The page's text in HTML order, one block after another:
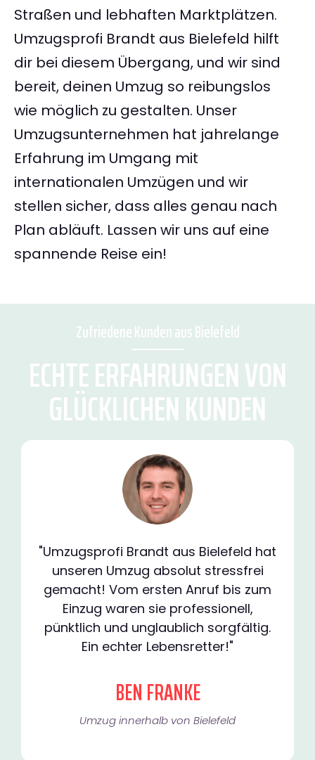
Straßen und lebhaften Marktplätzen.
Umzugsprofi Brandt aus Bielefeld hilft
dir bei diesem Übergang, und wir sind
bereit, deinen Umzug so reibungslos
wie möglich zu gestalten. Unser
Umzugsunternehmen hat jahrelange
Erfahrung im Umgang mit
internationalen Umzügen und wir
stellen sicher, dass alles genau nach
Plan abläuft. Lassen wir uns auf eine
spannende Reise ein!
Zufriedene Kunden aus Bielefeld
ECHTE ERFAHRUNGEN VON
GLÜCKLICHEN KUNDEN
"Umzugsprofi Brandt aus Bielefeld hat
unseren Umzug absolut stressfrei
gemacht! Vom ersten Anruf bis zum
Einzug waren sie professionell,
pünktlich und unglaublich sorgfältig.
Ein echter Lebensretter!"
BEN FRANKE
Umzug innerhalb von Bielefeld​